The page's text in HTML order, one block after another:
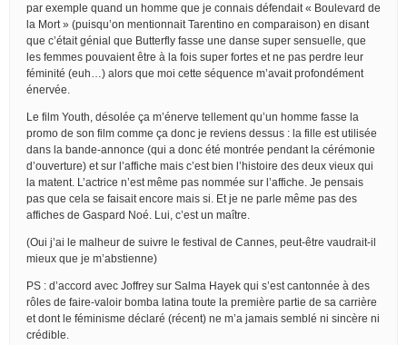
par exemple quand un homme que je connais défendait « Boulevard de
la Mort » (puisqu’on mentionnait Tarentino en comparaison) en disant
que c’était génial que Butterfly fasse une danse super sensuelle, que
les femmes pouvaient être à la fois super fortes et ne pas perdre leur
féminité (euh…) alors que moi cette séquence m’avait profondément
énervée.
Le film Youth, désolée ça m’énerve tellement qu’un homme fasse la
promo de son film comme ça donc je reviens dessus : la fille est utilisée
dans la bande-annonce (qui a donc été montrée pendant la cérémonie
d’ouverture) et sur l’affiche mais c’est bien l’histoire des deux vieux qui
la matent. L’actrice n’est même pas nommée sur l’affiche. Je pensais
pas que cela se faisait encore mais si. Et je ne parle même pas des
affiches de Gaspard Noé. Lui, c’est un maître.
(Oui j’ai le malheur de suivre le festival de Cannes, peut-être vaudrait-il
mieux que je m’abstienne)
PS : d’accord avec Joffrey sur Salma Hayek qui s’est cantonnée à des
rôles de faire-valoir bomba latina toute la première partie de sa carrière
et dont le féminisme déclaré (récent) ne m’a jamais semblé ni sincère ni
crédible.